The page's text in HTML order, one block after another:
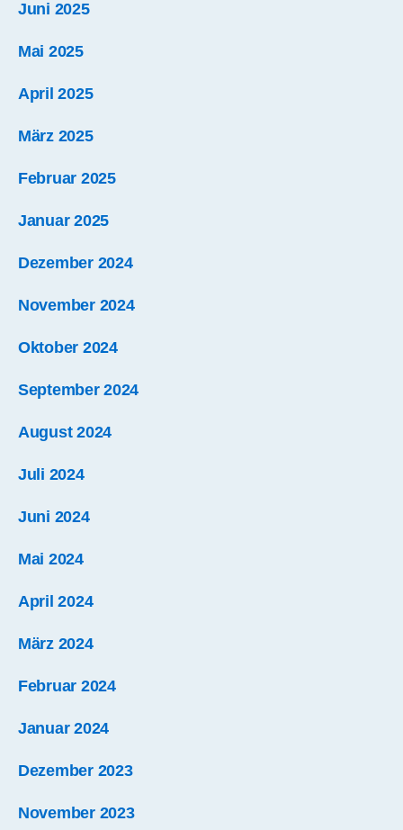
Juni 2025
Mai 2025
April 2025
März 2025
Februar 2025
Januar 2025
Dezember 2024
November 2024
Oktober 2024
September 2024
August 2024
Juli 2024
Juni 2024
Mai 2024
April 2024
März 2024
Februar 2024
Januar 2024
Dezember 2023
November 2023